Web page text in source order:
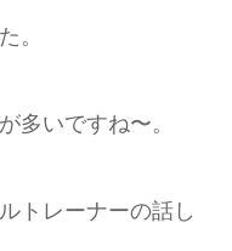
。
多いですね〜。
トレーナーの話し